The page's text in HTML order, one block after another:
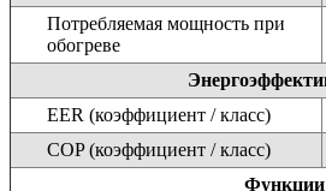
Потребляемая мощность при
обогреве
EER (коэффициент / класс)
COP (коэффициент / класс)
Функции